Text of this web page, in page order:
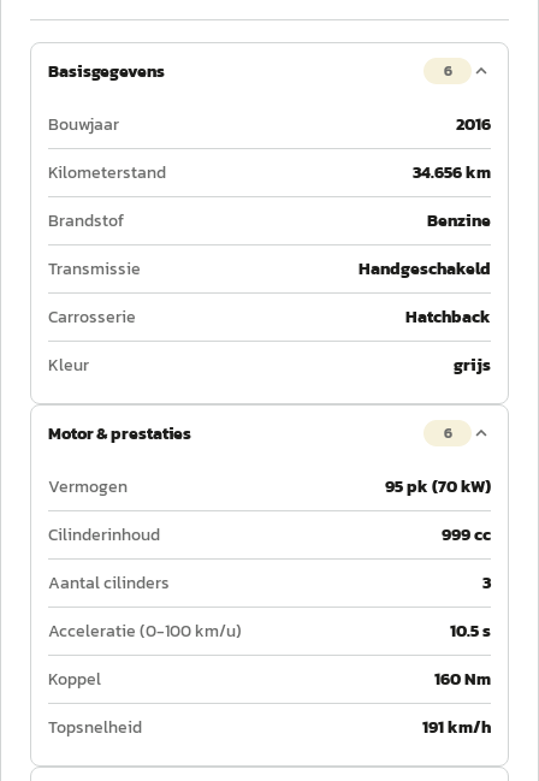
Basisgegevens 6
Bouwjaar
2016
Kilometerstand
34.656 km
Brandstof
Benzine
Transmissie
Handgeschakeld
Carrosserie
Hatchback
Kleur
grijs
Motor & prestaties 6
Vermogen
95 pk (70 kW)
Cilinderinhoud
999 cc
Aantal cilinders
3
Acceleratie (0-100 km/u)
10.5 s
Koppel
160 Nm
Topsnelheid
191 km/h